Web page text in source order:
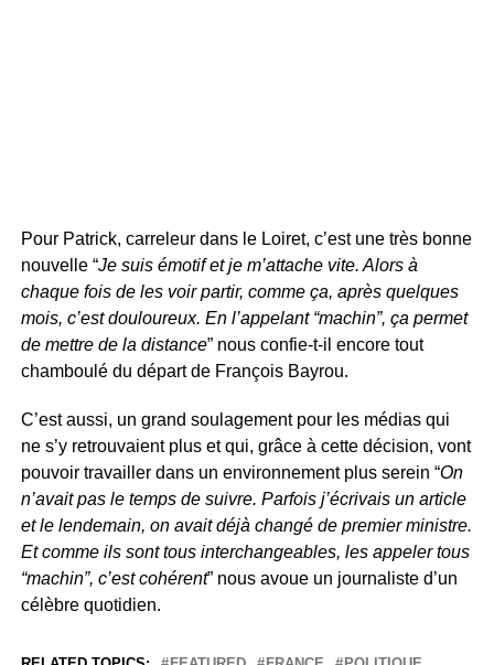
Pour Patrick, carreleur dans le Loiret, c’est une très bonne
nouvelle “Je suis émotif et je m’attache vite. Alors à
chaque fois de les voir partir, comme ça, après quelques
mois, c’est douloureux. En l’appelant “machin”, ça permet
de mettre de la distance” nous confie-t-il encore tout
chamboulé du départ de François Bayrou.
C’est aussi, un grand soulagement pour les médias qui
ne s’y retrouvaient plus et qui, grâce à cette décision, vont
pouvoir travailler dans un environnement plus serein “On
n’avait pas le temps de suivre. Parfois j’écrivais un article
et le lendemain, on avait déjà changé de premier ministre.
Et comme ils sont tous interchangeables, les appeler tous
“machin”, c’est cohérent” nous avoue un journaliste d’un
célèbre quotidien.